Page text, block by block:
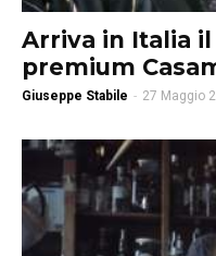
Arriva in Italia
premium
Giuseppe Stabile - 27 Maggio